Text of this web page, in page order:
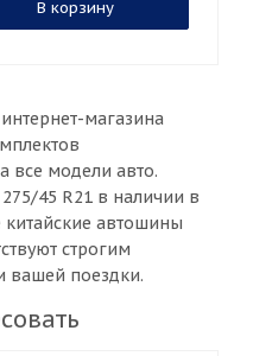
В корзину
магазина
все модели авто.
45 R21 в наличии в
автошины
строгим
вашей поездки.